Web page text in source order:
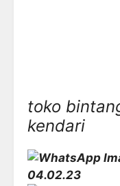
toko
kendari